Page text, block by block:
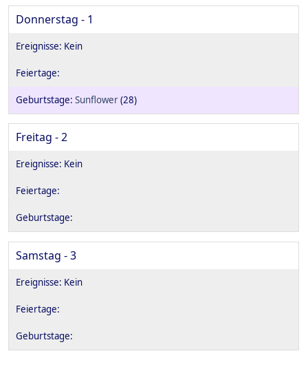
Donnerstag - 1
Sunflower(28)
Freitag - 2
Samstag - 3